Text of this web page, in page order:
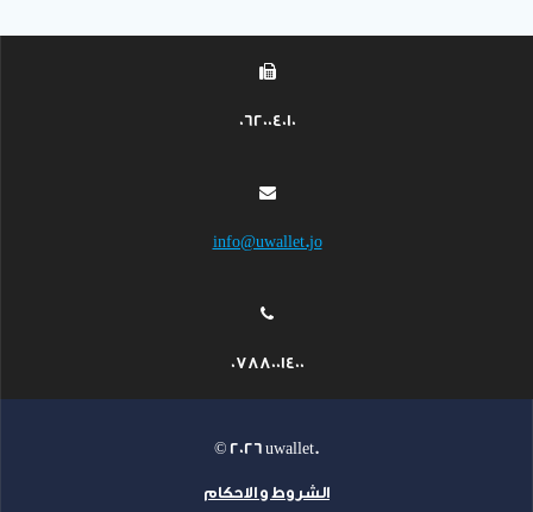
062004010
info@uwallet.jo
0788001400
© 2026 uwallet.
الشروط و الاحكام